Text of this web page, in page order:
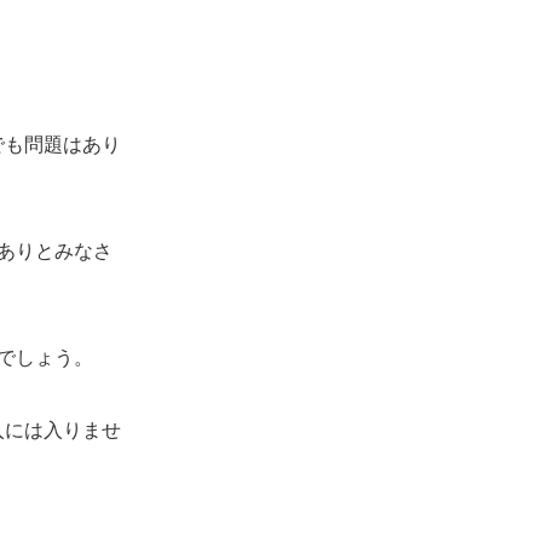
問題はあり
りとみなさ
ょう。
は入りませ